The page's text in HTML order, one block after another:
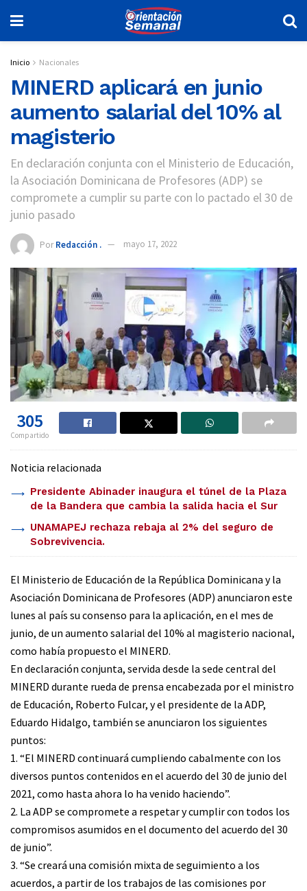
Inicio Nacionales
MINERD aplicará en junio
aumento salarial del 10% al
magisterio
En declaración conjunta con el Ministerio de Educación,
la Asociación Dominicana de Profesores (ADP) se
compromete a cumplir su parte con lo pactado el 30 de
junio pasado
Por Redacción . mayo 17, 2022
305
Compartido
Noticia relacionada
Presidente Abinader inaugura el túnel de la Plaza
de la Bandera que cambia la salida hacia el Sur
UNAMAPEJ rechaza rebaja al 2% del seguro de
Sobrevivencia.
El Ministerio de Educación de la República Dominicana y la
Asociación Dominicana de Profesores (ADP) anunciaron este
lunes al país su consenso para la aplicación, en el mes de
junio, de un aumento salarial del 10% al magisterio nacional,
como había propuesto el MINERD.
En declaración conjunta, servida desde la sede central del
MINERD durante rueda de prensa encabezada por el ministro
de Educación, Roberto Fulcar, y el presidente de la ADP,
Eduardo Hidalgo, también se anunciaron los siguientes
puntos:
1. “El MINERD continuará cumpliendo cabalmente con los
diversos puntos contenidos en el acuerdo del 30 de junio del
2021, como hasta ahora lo ha venido haciendo”.
2. La ADP se compromete a respetar y cumplir con todos los
compromisos asumidos en el documento del acuerdo del 30
de junio”.
3. “Se creará una comisión mixta de seguimiento a los
acuerdos, a partir de los trabajos de las comisiones por